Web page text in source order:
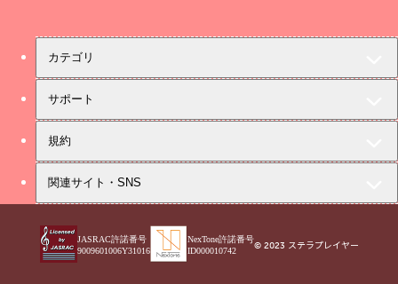
カテゴリ
サポート
規約
関連サイト・SNS
JASRAC許諾番号
9009601006Y31016
NexTone許諾番号
ID000010742
© 2023 ステラプレイヤー